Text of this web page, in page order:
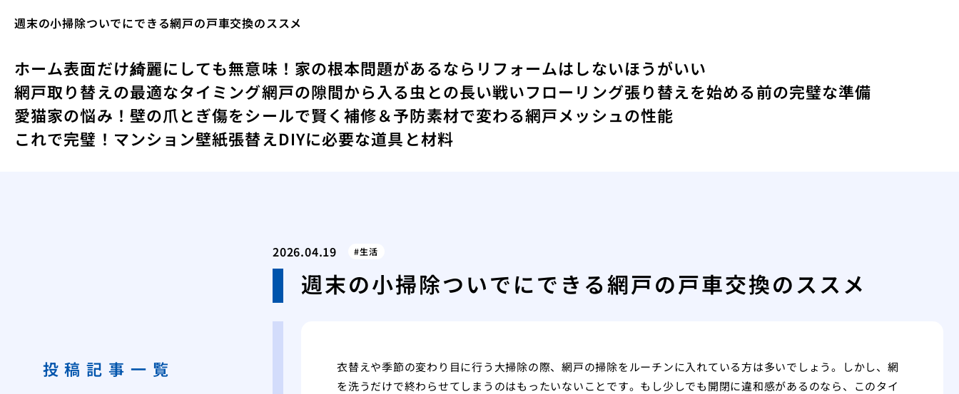
週末の小掃除ついでにできる網戸の戸車交換のススメ
ホーム表面だけ綺麗にしても無意味！家の根本問題があるならリフォームはしないほうがいい
網戸取り替えの最適なタイミング網戸の隙間から入る虫との長い戦いフローリング張り替えを始める前の完璧な準備
愛猫家の悩み！壁の爪とぎ傷をシールで賢く補修＆予防素材で変わる網戸メッシュの性能
これで完璧！マンション壁紙張替えDIYに必要な道具と材料
2026.04.19 生活
週末の小掃除ついでにできる網戸の戸車交換のススメ
衣替えや季節の変わり目に行う大掃除の際、網戸の掃除をルーチンに入れている方は多いでしょう。しかし、網
を洗うだけで終わらせてしまうのはもったいないことです。もし少しでも開閉に違和感があるのなら、このタイ
投稿記事一覧